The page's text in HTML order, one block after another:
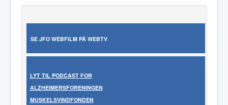
SE JFO WEBFILM PÅ WEBTV
LYT TIL PODCAST FOR
ALZHEIMERSFORENINGEN
MUSKELSVINDFONDEN